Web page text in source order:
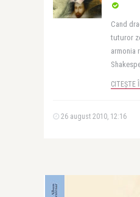
Cand
tuturor
armonia
CITEȘTE
26 august 2010, 12:16